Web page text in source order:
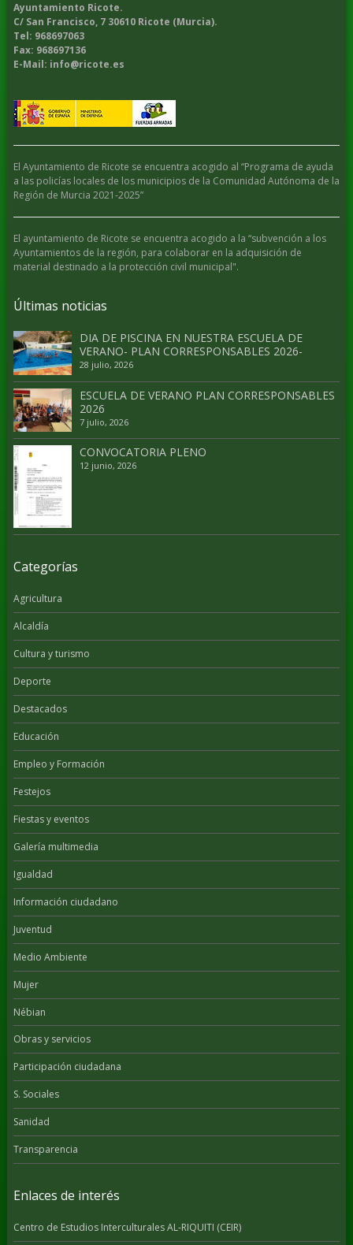
Ayuntamiento Ricote.
C/ San Francisco, 7 30610 Ricote (Murcia).
Tel: 968697063
Fax: 968697136
E-Mail: info@ricote.es
El Ayuntamiento de Ricote se encuentra acogido al “Programa de ayuda
a las policías locales de los municipios de la Comunidad Autónoma de la
Región de Murcia 2021-2025”
El ayuntamiento de Ricote se encuentra acogido a la “subvención a los
Ayuntamientos de la región, para colaborar en la adquisición de
material destinado a la protección civil municipal".
Últimas noticias
DIA DE PISCINA EN NUESTRA ESCUELA DE
VERANO- PLAN CORRESPONSABLES 2026-
28 julio, 2026
ESCUELA DE VERANO PLAN CORRESPONSABLES
2026
7 julio, 2026
CONVOCATORIA PLENO
12 junio, 2026
Categorías
Agricultura
Alcaldía
Cultura y turismo
Deporte
Destacados
Educación
Empleo y Formación
Festejos
Fiestas y eventos
Galería multimedia
Igualdad
Información ciudadano
Juventud
Medio Ambiente
Mujer
Nébian
Obras y servicios
Participación ciudadana
S. Sociales
Sanidad
Transparencia
Enlaces de interés
Centro de Estudios Interculturales AL-RIQUITI (CEIR)